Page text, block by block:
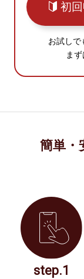
初
お試しで
ま
簡単・
step.1